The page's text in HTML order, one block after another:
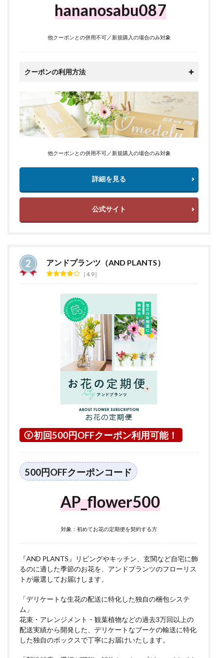
hananosabu087
他クーポンとの併用不可／新規購入の場合のみ対象
クーポンの利用方法
他クーポンとの併用不可／新規購入の場合のみ対象
詳細を見る
公式サイト
アンドプランツ（AND PLANTS）
4.9
初回500円OFFクーポン利用可能！
500円OFFクーポンコード
AP_flower500
対象：初めてお花の定期便を契約する方
『AND PLANTS』リビングやキッチン、玄関など自宅に飾
るのに適した季節のお花を、アンドプランツのフローリス
トが厳選してお届けします。
「デリケートな生花の配送に特化した独自の梱包システ
ム」
花束・アレンジメント・観葉植物などの過去3万回以上の
配送実績から開発した、デリケートなブーケの輸送に特化
した独自のボックスで丁寧にお届けいたします。